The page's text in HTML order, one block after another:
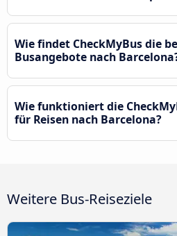
Wie findet CheckMyBus die
Busangebote nach
Wie funktioniert die
für Reisen nach Barcelona?
Weitere Bus-Reiseziele